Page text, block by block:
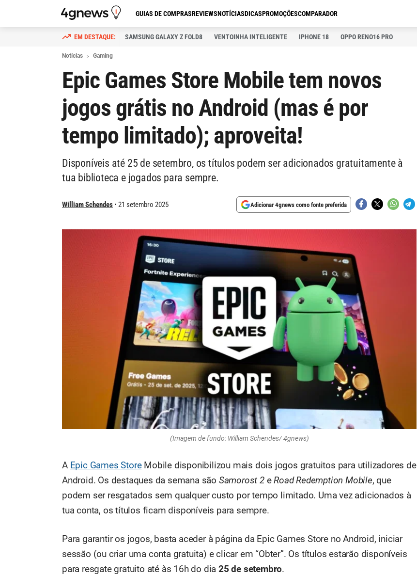
GUIAS DE COMPRASREVIEWSNOTÍCIASDICASPROMOÇÕESCOMPARADOR
SAMSUNG GALAXY Z FOLD8 VENTOINHA INTELIGENTE IPHONE 18 OPPO RENO16 PRO
Notícias Gaming
Epic Games Store Mobile tem novos
jogos grátis no Android (mas é por
tempo limitado); aproveita!
Disponíveis até 25 de setembro, os títulos podem ser adicionados gratuitamente à
tua biblioteca e jogados para sempre.
William Schendes 21 setembro 2025 Adicionar 4gnews como fonte preferida
(Imagem de fundo: William Schendes/ 4gnews)
A Epic Games StoreMobile disponibilizou mais dois jogos gratuitos para utilizadores de
Android. Os destaques da semana são Samorost 2eRoad Redemption Mobile, que
podem ser resgatados sem qualquer custo por tempo limitado. Uma vez adicionados à
tua conta, os títulos ficam disponíveis para sempre.
Para garantir os jogos, basta aceder à página da Epic Games Store no Android, iniciar
sessão (ou criar uma conta gratuita) e clicar em “Obter”. Os títulos estarão disponíveis
para resgate gratuito até às 16h do dia 25 de setembro.